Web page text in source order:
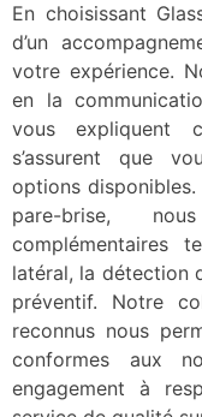
En choisissant
d’un
votre expérience.
en la
vous expliquent
s’assurent que
options disponibles.
pare-brise,
complémentaires
latéral, la détection
préventif. Notre
reconnus nous
conformes aux
engagement à